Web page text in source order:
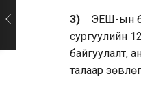
3) ЭЕШ-ын
сургуулийн
байгуулалт,
талаар